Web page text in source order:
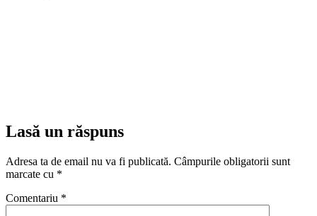
Lasă un răspuns
Adresa ta de email nu va fi publicată. Câmpurile obligatorii sunt
marcate cu *
Comentariu *